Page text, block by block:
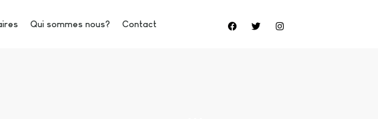
Qui sommes nous? Contact